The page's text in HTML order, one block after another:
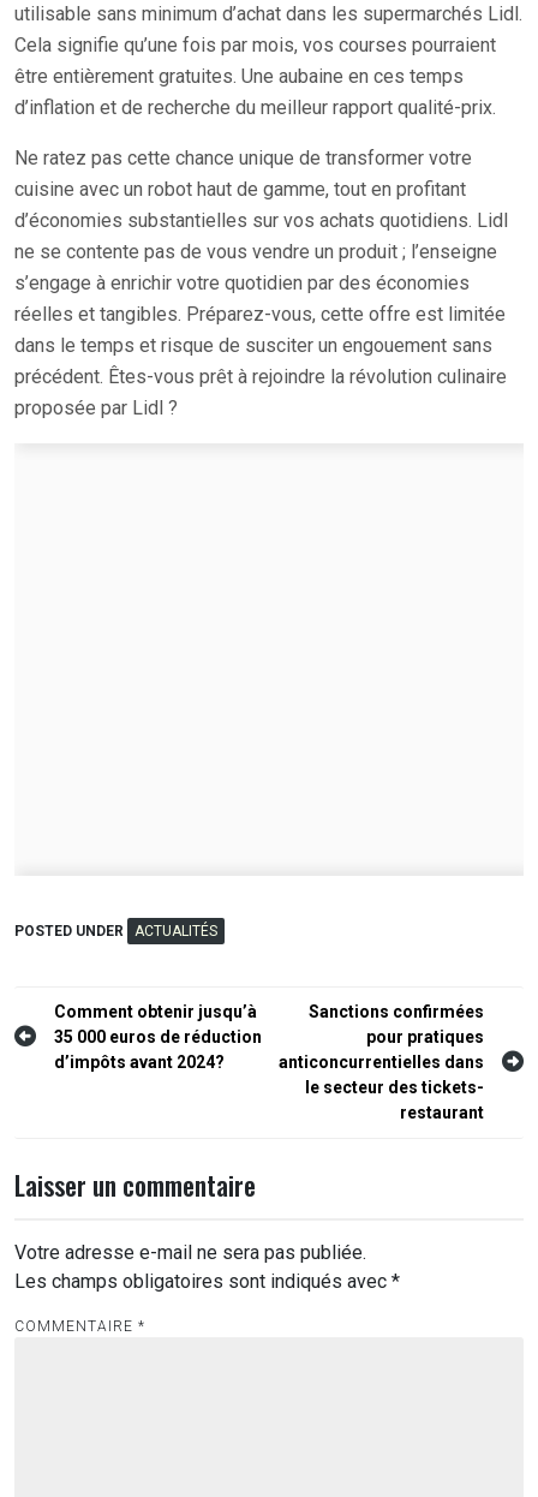
utilisable sans minimum d’achat dans les supermarchés Lidl.
Cela signifie qu’une fois par mois, vos courses pourraient
être entièrement gratuites. Une aubaine en ces temps
d’inflation et de recherche du meilleur rapport qualité-prix.
Ne ratez pas cette chance unique de transformer votre
cuisine avec un robot haut de gamme, tout en profitant
d’économies substantielles sur vos achats quotidiens. Lidl
ne se contente pas de vous vendre un produit ; l’enseigne
s’engage à enrichir votre quotidien par des économies
réelles et tangibles. Préparez-vous, cette offre est limitée
dans le temps et risque de susciter un engouement sans
précédent. Êtes-vous prêt à rejoindre la révolution culinaire
proposée par Lidl ?
POSTED UNDER ACTUALITÉS
Navigation
de
Comment obtenir jusqu’à
35 000 euros de réduction
d’impôts avant 2024?
Sanctions confirmées
pour pratiques
anticoncurrentielles dans
le secteur des tickets-
restaurant
Laisser un commentaire
Votre adresse e-mail ne sera pas publiée.
Les champs obligatoires sont indiqués avec *
COMMENTAIRE *